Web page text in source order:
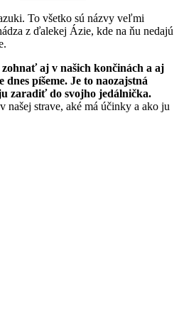
To všetko sú názvy veľmi
z ďalekej Ázie, kde na ňu nedajú
aj v našich končinách a aj
píšeme. Je to naozajstná
zaradiť do svojho jedálnička.
našej strave, aké má účinky a ako ju